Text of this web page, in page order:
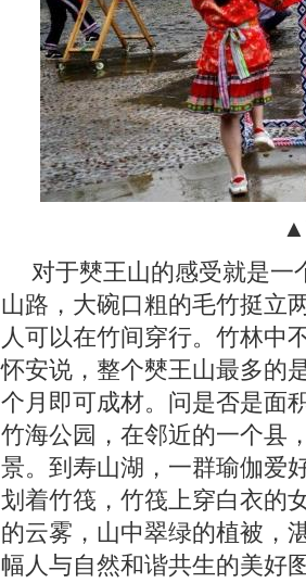
▲
对于僰王山的感受就是一
山路，大碗口粗的毛竹挺立
人可以在竹间穿行。竹林中
怀安说，整个僰王山最多的
个月即可成材。问是否是面
竹海公园，在邻近的一个县
景。到寿山湖，一群瑜伽爱
划着竹筏，竹筏上穿白衣的
的云雾，山中翠绿的植被，
幅人与自然和谐共生的美好